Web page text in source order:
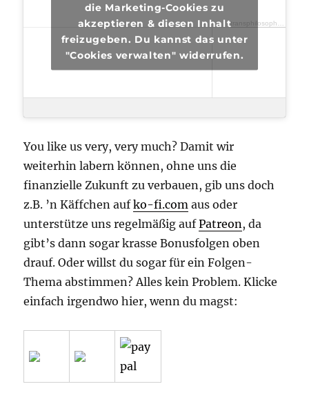
transphilosophisch
die Marketing-Cookies zu
akzeptieren & diesen Inhalt
freizugeben. Du kannst das unter
"Cookies verwalten" widerrufen.
You like us very, very much? Damit wir
weiterhin labern können, ohne uns die
finanzielle Zukunft zu verbauen, gib uns doch
z.B. ’n Käffchen aufko-fi.com aus oder
unterstütze uns regelmäßig aufPatreon, da
gibt’s dann sogar krasse Bonusfolgen oben
drauf. Oder willst du sogar für ein Folgen-
Thema abstimmen? Alles kein Problem. Klicke
einfach irgendwo hier, wenn du magst: